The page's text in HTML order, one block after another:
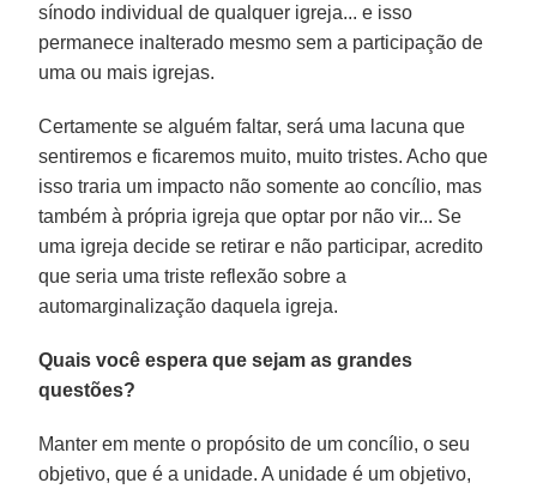
sínodo individual de qualquer igreja... e isso
permanece inalterado mesmo sem a participação de
uma ou mais igrejas.
Certamente se alguém faltar, será uma lacuna que
sentiremos e ficaremos muito, muito tristes. Acho que
isso traria um impacto não somente ao concílio, mas
também à própria igreja que optar por não vir... Se
uma igreja decide se retirar e não participar, acredito
que seria uma triste reflexão sobre a
automarginalização daquela igreja.
Quais você espera que sejam as grandes
questões?
Manter em mente o propósito de um concílio, o seu
objetivo, que é a unidade. A unidade é um objetivo,